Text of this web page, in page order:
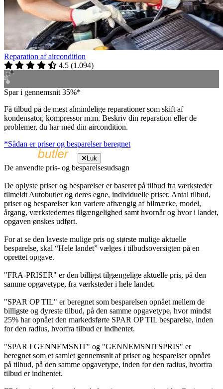
Reparation af aircondition
4.5 (1.094)
Spar i gennemsnit 35%*
Få tilbud på de mest almindelige reparationer som skift af
kondensator, kompressor m.m. Beskriv din reparation eller de
problemer, du har med din aircondition.
*Sådan er priser og besparelser beregnet
Luk
De anvendte pris- og besparelsesudsagn
De oplyste priser og besparelser er baseret på tilbud fra værksteder
tilmeldt Autobutler og deres egne, individuelle priser. Antal tilbud,
priser og besparelser kan variere afhængig af bilmærke, model,
årgang, værkstedernes tilgængelighed samt hvornår og hvor i landet,
opgaven ønskes udført.
For at se den laveste mulige pris og største mulige aktuelle
besparelse, skal “Hele landet” vælges i tilbudsoversigten på en
oprettet opgave.
"FRA-PRISER" er den billigst tilgængelige aktuelle pris, på den
samme opgavetype, fra værksteder i hele landet.
"SPAR OP TIL" er beregnet som besparelsen opnået mellem de
billigste og dyreste tilbud, på den samme opgavetype, hvor mindst
25% har opnået den markedsførte SPAR OP TIL besparelse, inden
for den radius, hvorfra tilbud er indhentet.
"SPAR I GENNEMSNIT" og "GENNEMSNITSPRIS" er
beregnet som et samlet gennemsnit af priser og besparelser opnået
på tilbud, på den samme opgavetype, inden for den radius, hvorfra
tilbud er indhentet.